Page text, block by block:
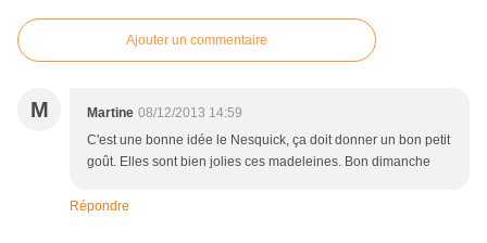
Ajouter un commentaire
M Martine 08/12/2013 14:59
C'est une bonne idée le Nesquick, ça doit donner un bon petit
goût. Elles sont bien jolies ces madeleines. Bon dimanche
Répondre